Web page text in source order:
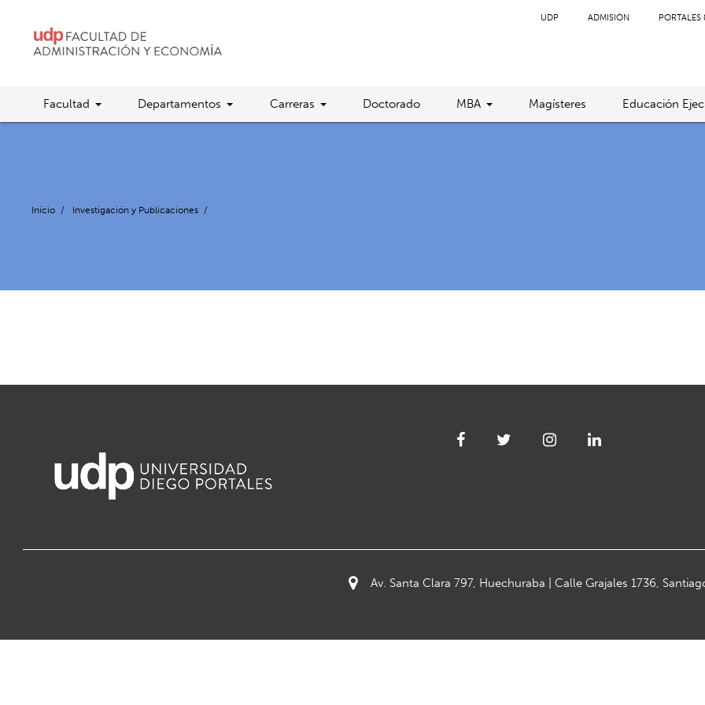
UDP ADMISIÓN PORTALES
Facultad Departamentos Carreras Doctorado MBA Magísteres Educación
Inicio / Investigación y Publicaciones /
Av. Santa Clara 797, Huechuraba | Calle Grajales 1736,